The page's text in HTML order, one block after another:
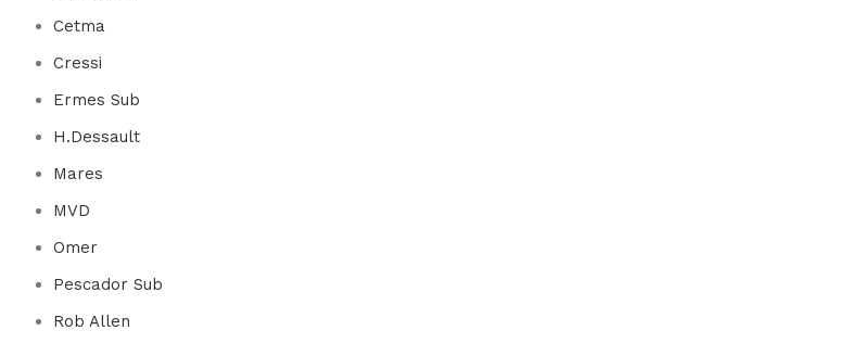
Cetma
Cressi
Ermes Sub
H.Dessault
Mares
MVD
Omer
Pescador Sub
Rob Allen